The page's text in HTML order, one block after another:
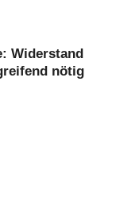
Widerstand
nötig